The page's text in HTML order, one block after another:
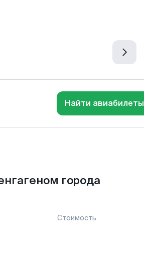
Найти авиабилеты
города
Стоимость